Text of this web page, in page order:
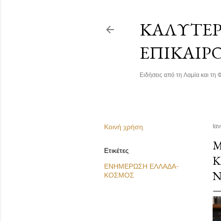
Ειδήσεις από τη Λαμία και τη
Κοινή χρήση
Ετικέτες
ΕΝΗΜΕΡΩΣΗ ΕΛΛΑΔΑ-
ΚΟΣΜΟΣ